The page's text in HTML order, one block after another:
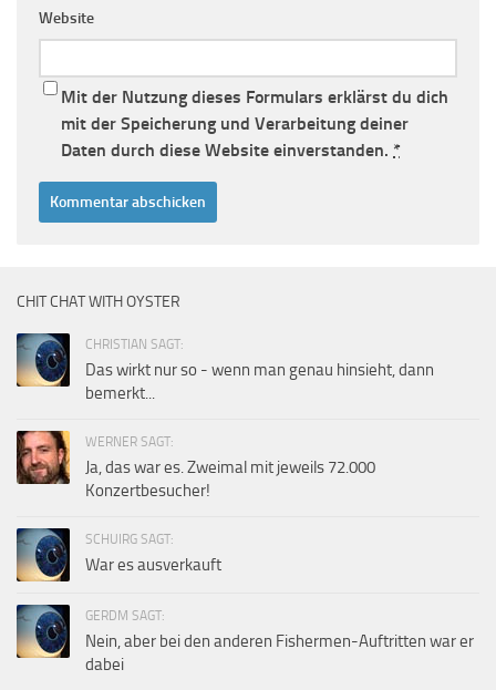
Website
Mit der Nutzung dieses Formulars erklärst du dich
mit der Speicherung und Verarbeitung deiner
Daten durch diese Website einverstanden. *
CHIT CHAT WITH OYSTER
CHRISTIAN SAGT:
Das wirkt nur so - wenn man genau hinsieht, dann
bemerkt...
WERNER SAGT:
Ja, das war es. Zweimal mit jeweils 72.000
Konzertbesucher!
SCHUIRG SAGT:
War es ausverkauft
GERDM SAGT:
Nein, aber bei den anderen Fishermen-Auftritten war er
dabei